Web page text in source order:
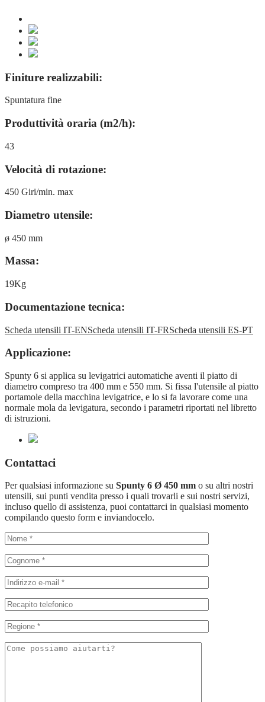
Finiture realizzabili:
Spuntatura fine
Produttività oraria (m2/h):
43
Velocità di rotazione:
450 Giri/min. max
Diametro utensile:
ø 450 mm
Massa:
19Kg
Documentazione tecnica:
Scheda utensili IT-ENScheda utensili IT-FRScheda utensili ES-PT
Applicazione:
Spunty 6 si applica su levigatrici automatiche aventi il piatto di
diametro compreso tra 400 mm e 550 mm. Si fissa l'utensile al piatto
portamole della macchina levigatrice, e lo si fa lavorare come una
normale mola da levigatura, secondo i parametri riportati nel libretto
di istruzioni.
Contattaci
Per qualsiasi informazione su Spunty 6 Ø 450 mm o su altri nostri
utensili, sui punti vendita presso i quali trovarli e sui nostri servizi,
incluso quello di assistenza, puoi contattarci in qualsiasi momento
compilando questo form e inviandocelo.